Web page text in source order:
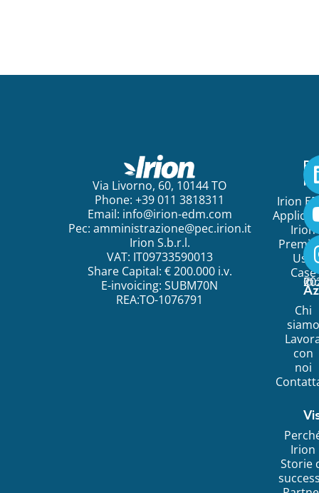
Via Livorno, 60, 10144 TO
Phone: +39 011 3818311
Email: info@irion-edm.com
Pec: amministrazione@pec.irion.it
Irion S.b.r.l.
VAT: IT09733590013
Share Capital: € 200.000 i.v.
E-invoicing: SUBM70N
REA:TO-1076791
Irion
Irion
Use
Case
Chi
siamo
con
noi
Irion
Storie
©